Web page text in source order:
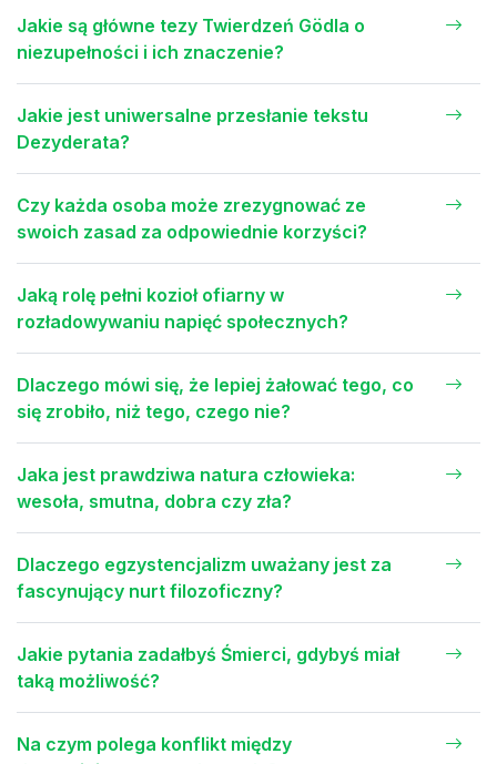
Jakie są główne tezy Twierdzeń Gödla o
niezupełności i ich znaczenie?
Jakie jest uniwersalne przesłanie tekstu
Dezyderata?
Czy każda osoba może zrezygnować ze
swoich zasad za odpowiednie korzyści?
Jaką rolę pełni kozioł ofiarny w
rozładowywaniu napięć społecznych?
Dlaczego mówi się, że lepiej żałować tego, co
się zrobiło, niż tego, czego nie?
Jaka jest prawdziwa natura człowieka:
wesoła, smutna, dobra czy zła?
Dlaczego egzystencjalizm uważany jest za
fascynujący nurt filozoficzny?
Jakie pytania zadałbyś Śmierci, gdybyś miał
taką możliwość?
Na czym polega konflikt między